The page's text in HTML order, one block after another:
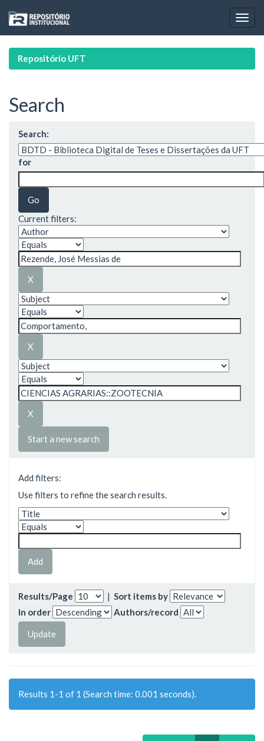
navigation
Repositório UFT
Search
Search:
for
Current filters:
Start a new search
Add filters:
Use filters to refine the search results.
Results/Page | Sort items by
In order
Authors/record
Results 1-1 of 1 (Search time: 0.001 seconds).